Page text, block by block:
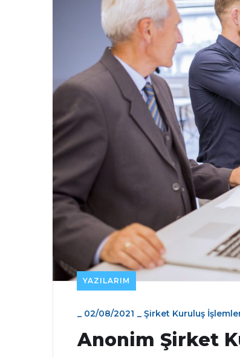
YAZILARIM
_ 02/08/2021 _ Şirket Kuruluş
Anonim Şirket